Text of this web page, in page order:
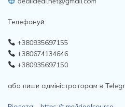
Телефонуй:
+380935697155
+380674134646
+380935697150
або пиши адміністраторам в